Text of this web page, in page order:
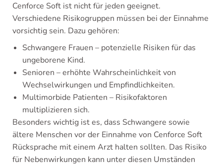
Cenforce Soft ist nicht für jeden geeignet.
Verschiedene Risikogruppen müssen bei der Einnahme
vorsichtig sein. Dazu gehören:
Schwangere Frauen – potenzielle Risiken für das
ungeborene Kind.
Senioren – erhöhte Wahrscheinlichkeit von
Wechselwirkungen und Empfindlichkeiten.
Multimorbide Patienten – Risikofaktoren
multiplizieren sich.
Besonders wichtig ist es, dass Schwangere sowie
ältere Menschen vor der Einnahme von Cenforce Soft
Rücksprache mit einem Arzt halten sollten. Das Risiko
für Nebenwirkungen kann unter diesen Umständen